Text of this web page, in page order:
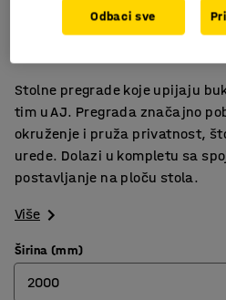
Učinkovito upijanje buke
U kompletu s držačima
Stolne pregrade koje upijaju
tim u AJ. Pregrada značajno
okruženje i pruža privatnost,
urede. Dolazi u kompletu sa
postavljanje na ploču stola.
Više
Širina (mm)
2000
Odbaci sve